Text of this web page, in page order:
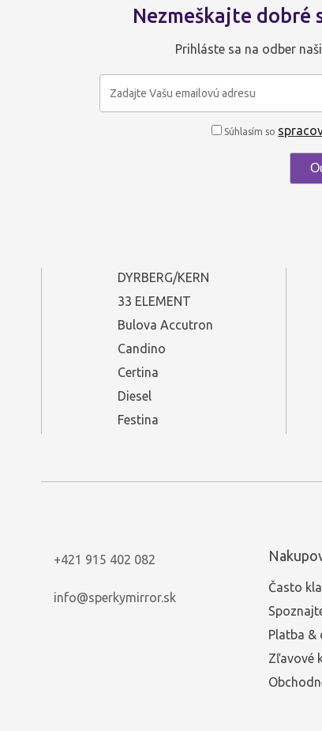
Nezmeškajte dobré
Prihláste sa na odber
Súhlasím so
DYRBERG/KERN
33 ELEMENT
Bulova Accutron
Candino
Certina
Diesel
Festina
+421 915 402 082
info@sperkymirror.sk
Často
Platba &
Zľavové